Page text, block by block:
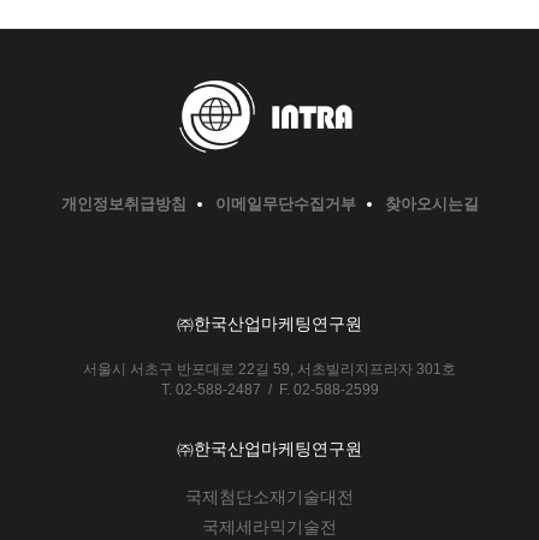
개인정보취급방침 이메일무단수집거부 찾아오시는길
㈜한국산업마케팅연구원
서울시 서초구 반포대로 22길 59, 서초빌리지프라자 301호
T. 02-588-2487 / F. 02-588-2599
㈜한국산업마케팅연구원
국제첨단소재기술대전
국제세라믹기술전